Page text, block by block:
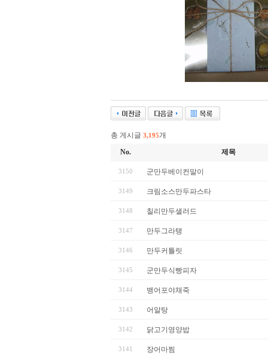
총 게시글 3,195개
No.
제목
3150 군만두베이컨말이
3149 크림소스만두파스타
3148 칠리만두샐러드
3147 만두그라탱
3146 만두커틀릿
3145 군만두식빵피자
3144 뱅어포야채죽
3143 어알탕
3142 닭고기영양밥
3141 장어마찜